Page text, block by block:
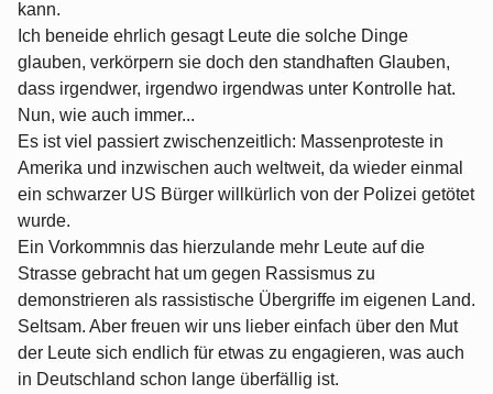
kann.
Ich beneide ehrlich gesagt Leute die solche Dinge
glauben, verkörpern sie doch den standhaften Glauben,
dass irgendwer, irgendwo irgendwas unter Kontrolle hat.
Nun, wie auch immer...
Es ist viel passiert zwischenzeitlich: Massenproteste in
Amerika und inzwischen auch weltweit, da wieder einmal
ein schwarzer US Bürger willkürlich von der Polizei getötet
wurde.
Ein Vorkommnis das hierzulande mehr Leute auf die
Strasse gebracht hat um gegen Rassismus zu
demonstrieren als rassistische Übergriffe im eigenen Land.
Seltsam. Aber freuen wir uns lieber einfach über den Mut
der Leute sich endlich für etwas zu engagieren, was auch
in Deutschland schon lange überfällig ist.